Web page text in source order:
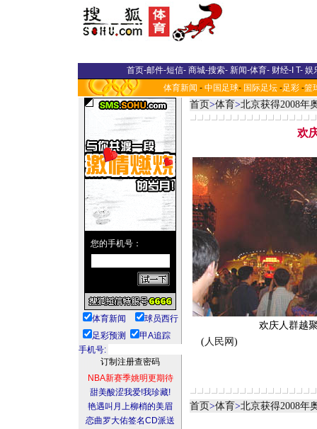
首页-邮件-短信- 商城-搜索- 新闻-体育- 财经-I T- 娱
体育新闻 - 中国足球- 国际足坛 -足彩 -篮
体育新闻
球员西行
足彩预测
甲A追踪
手机号:
NBA新赛季姚明更期待
甜美酸涩我爱!我珍藏!
艳遇叫月上柳梢的美眉
恋曲罗大佑签名CD派送
首页>体育>北京获得2008年
欢
欢庆人群越
(人民网 )
首页>体育>北京获得2008年